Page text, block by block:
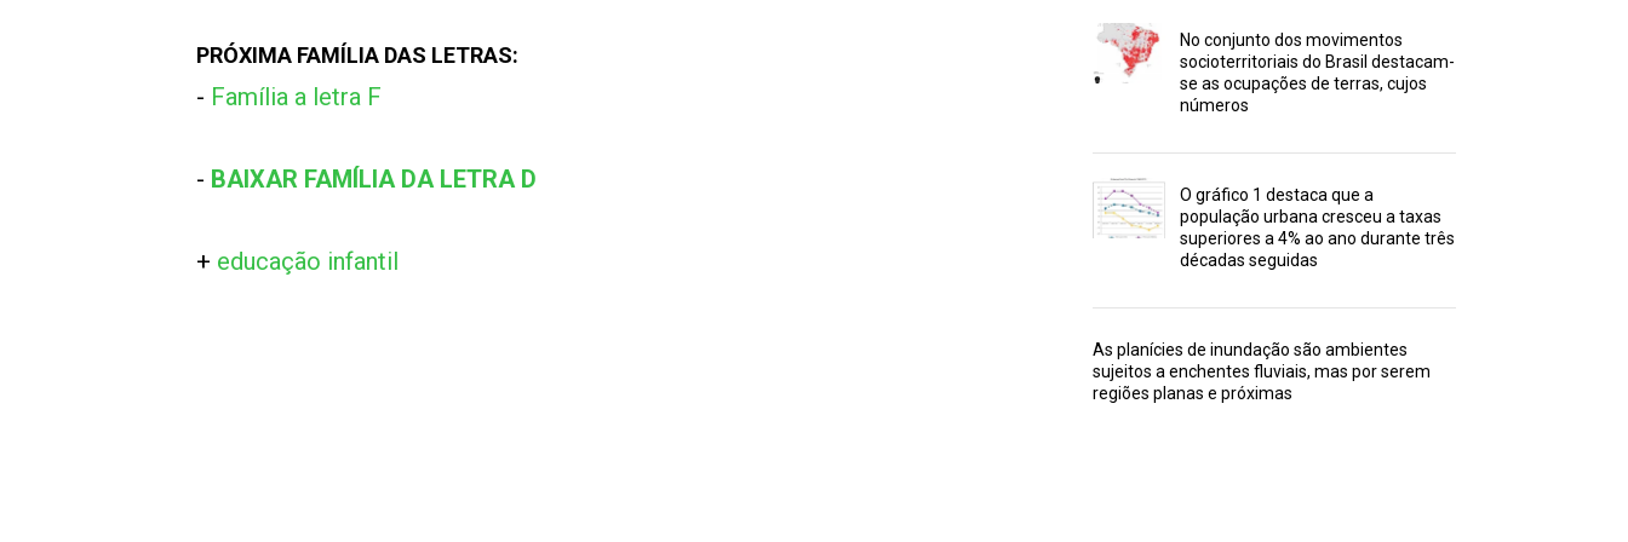
PRÓXIMA FAMÍLIA DAS LETRAS:
- Família a letra F
- BAIXAR FAMÍLIA DA LETRA D
+ educação infantil
No conjunto dos movimentos
socioterritoriais do Brasil destacam-
se as ocupações de terras, cujos
números
O gráfico 1 destaca que a
população urbana cresceu a taxas
superiores a 4% ao ano durante três
décadas seguidas
As planícies de inundação são ambientes
sujeitos a enchentes fluviais, mas por serem
regiões planas e próximas